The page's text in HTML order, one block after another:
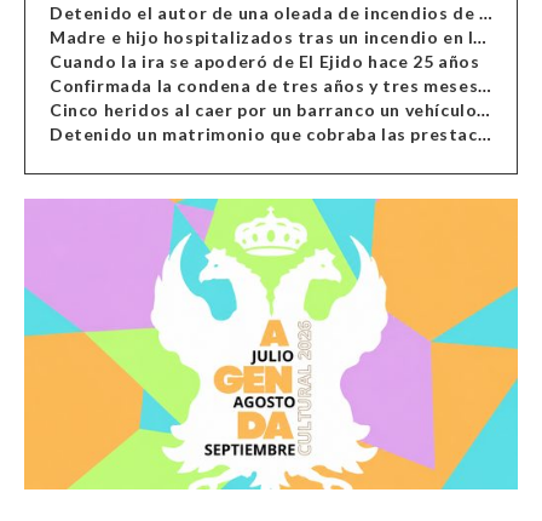
Detenido el autor de una oleada de incendios de contenedores en Almería
Madre e hijo hospitalizados tras un incendio en la cocina de una vivienda en Almería
Cuando la ira se apoderó de El Ejido hace 25 años
Confirmada la condena de tres años y tres meses al hombre de Antas acusado de xenofobia
Cinco heridos al caer por un barranco un vehículo en Alcolea
Detenido un matrimonio que cobraba las prestaciones de ilegales en Almería, Granada, Málaga, Huelva y Murcia